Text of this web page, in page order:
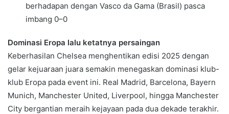
berhadapan dengan Vasco da Gama (Brasil) pasca
imbang 0–0
Dominasi Eropa lalu ketatnya persaingan
Keberhasilan Chelsea menghentikan edisi 2025 dengan
gelar kejuaraan juara semakin menegaskan dominasi klub-
klub Eropa pada event ini. Real Madrid, Barcelona, Bayern
Munich, Manchester United, Liverpool, hingga Manchester
City bergantian meraih kejayaan pada dua dekade terakhir.